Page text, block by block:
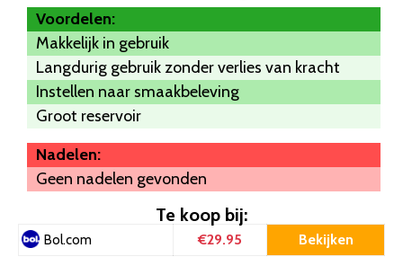
Voordelen:
Makkelijk in gebruik
Langdurig gebruik zonder verlies van kracht
Instellen naar smaakbeleving
Groot reservoir
Nadelen:
Geen nadelen gevonden
Te koop bij:
Bol.com €29.95 Bekijken